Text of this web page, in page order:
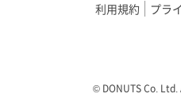
利用規約
プラ
©︎ DONUTS Co.